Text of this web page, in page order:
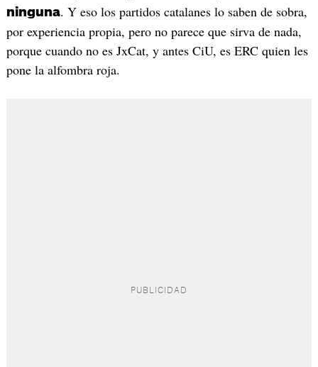
ninguna. Y eso los partidos catalanes lo saben de sobra,
por experiencia propia, pero no parece que sirva de nada,
porque cuando no es JxCat, y antes CiU, es ERC quien les
pone la alfombra roja.